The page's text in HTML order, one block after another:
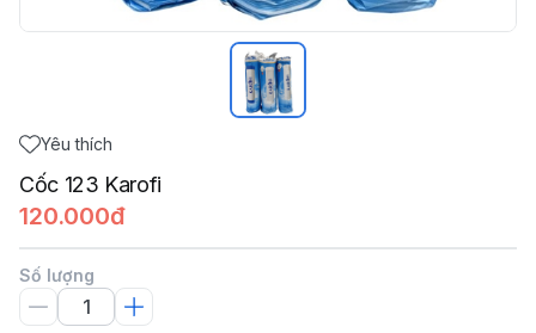
Yêu thích
Cốc 123 Karofi
120.000đ
Số lượng